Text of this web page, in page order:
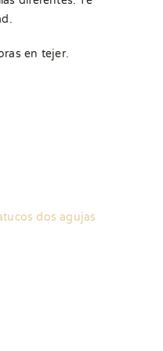
en tejer.
dos agujas